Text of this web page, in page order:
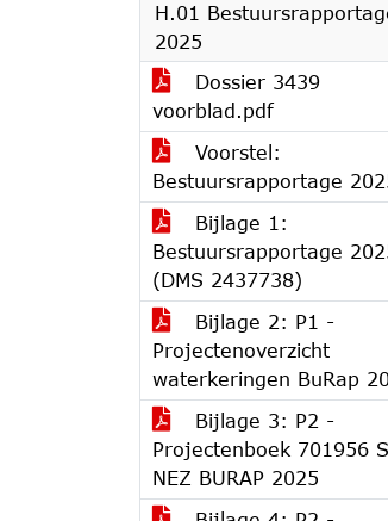
H.01
2025
Dossier 3439
voorblad.pdf
Voorstel:
Bestuursrapportage
Bijlage 1:
Bestuursrapportage
(DMS 2437738)
Bijlage 2: P1 -
Projectenoverzicht
waterkeringen BuRap
Bijlage 3: P2 -
Projectenboek 701956
NEZ BURAP 2025